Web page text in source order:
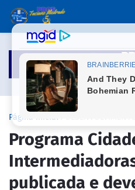
Página inicial
Programa
publicada e